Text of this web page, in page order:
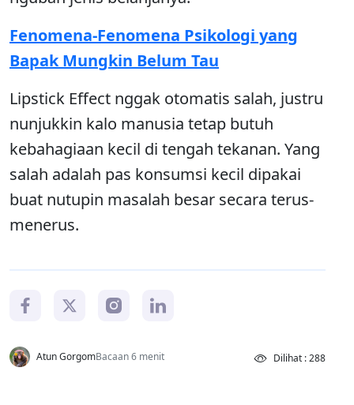
Fenomena-Fenomena Psikologi yang
Bapak Mungkin Belum Tau
Lipstick Effect nggak otomatis salah, justru
nunjukkin kalo manusia tetap butuh
kebahagiaan kecil di tengah tekanan. Yang
salah adalah pas konsumsi kecil dipakai
buat nutupin masalah besar secara terus-
menerus.
Atun GorgomBacaan 6 menit Dilihat : 288